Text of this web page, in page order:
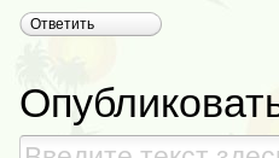
Ответить